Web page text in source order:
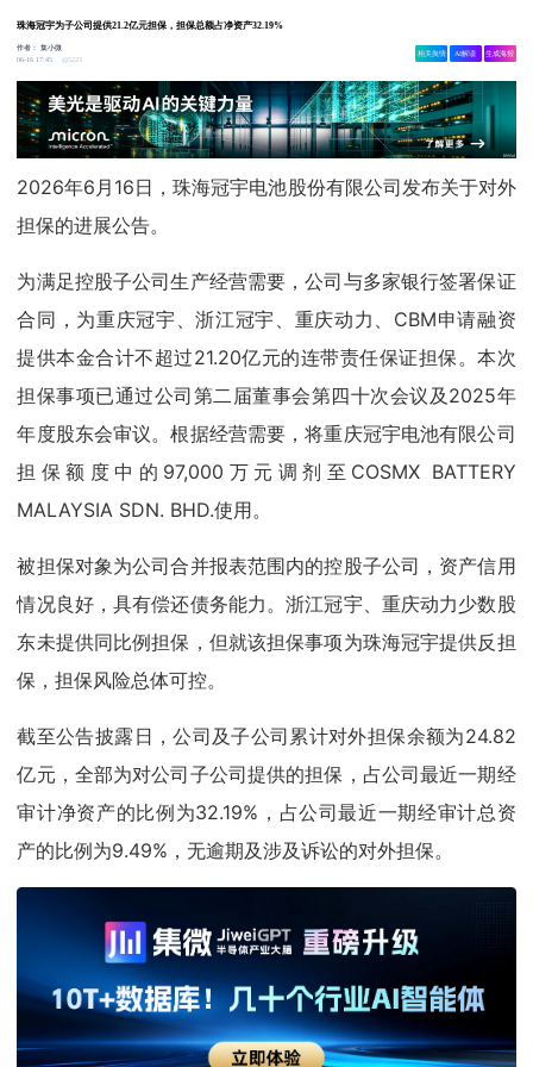
珠海冠宇为子公司提供21.2亿元担保，担保总额占净资产32.19%
作者：集小微
06-16 17:45
5223
相关舆情 AI解读 生成海报
2026年6月16日，珠海冠宇电池股份有限公司发布关于对外
担保的进展公告。
为满足控股子公司生产经营需要，公司与多家银行签署保证
合同，为重庆冠宇、浙江冠宇、重庆动力、CBM申请融资
提供本金合计不超过21.20亿元的连带责任保证担保。本次
担保事项已通过公司第二届董事会第四十次会议及2025年
年度股东会审议。根据经营需要，将重庆冠宇电池有限公司
担保额度中的97,000万元调剂至COSMX BATTERY
MALAYSIA SDN. BHD.使用。
被担保对象为公司合并报表范围内的控股子公司，资产信用
情况良好，具有偿还债务能力。浙江冠宇、重庆动力少数股
东未提供同比例担保，但就该担保事项为珠海冠宇提供反担
保，担保风险总体可控。
截至公告披露日，公司及子公司累计对外担保余额为24.82
亿元，全部为对公司子公司提供的担保，占公司最近一期经
审计净资产的比例为32.19%，占公司最近一期经审计总资
产的比例为9.49%，无逾期及涉及诉讼的对外担保。